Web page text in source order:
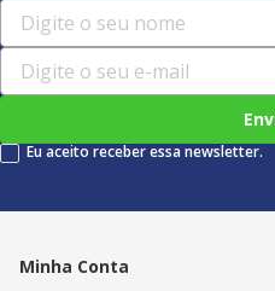
Eu aceito receber essa newsletter.
Minha Conta